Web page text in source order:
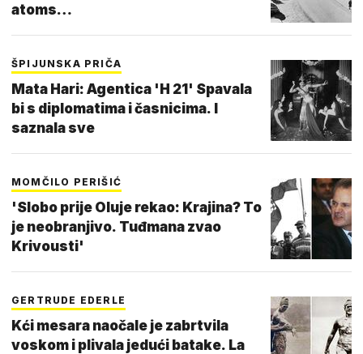
atoms…
ŠPIJUNSKA PRIČA
Mata Hari: Agentica 'H 21' Spavala
bi s diplomatima i časnicima. I
saznala sve
MOMČILO PERIŠIĆ
'Slobo prije Oluje rekao: Krajina? To
je neobranjivo. Tuđmana zvao
Krivousti'
GERTRUDE EDERLE
Kći mesara naočale je zabrtvila
voskom i plivala jedući batake. La